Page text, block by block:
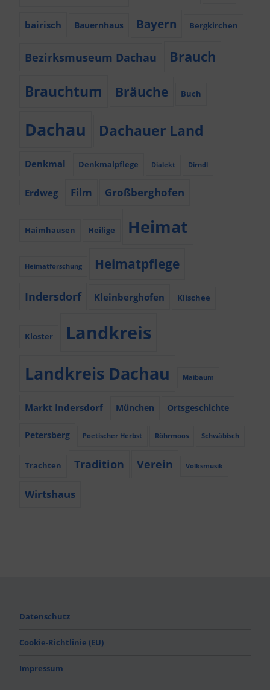
bairisch Bauernhaus Bayern Bergkirchen
Bezirksmuseum Dachau Brauch
Brauchtum Bräuche Buch
Dachau Dachauer Land
Denkmal Denkmalpflege Dialekt Dirndl
Erdweg Film Großberghofen
Haimhausen Heilige Heimat
Heimatforschung Heimatpflege
Indersdorf Kleinberghofen Klischee
Kloster Landkreis
Landkreis Dachau Maibaum
Markt Indersdorf München Ortsgeschichte
Petersberg Poetischer Herbst Röhrmoos Schwäbisch
Trachten Tradition Verein Volksmusik
Wirtshaus
Datenschutz
Cookie-Richtlinie (EU)
Impressum